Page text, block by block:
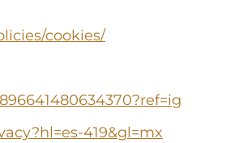
cookies/
419&gl=mx